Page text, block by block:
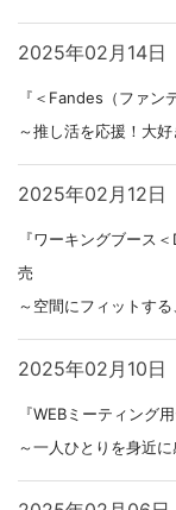
2025年02月14日
『＜Fandes（ファン
～推し活を応援！大
2025年02月12日
『ワーキングブース
売
～空間にフィットす
2025年02月10日
『WEBミーティング
～一人ひとりを身近